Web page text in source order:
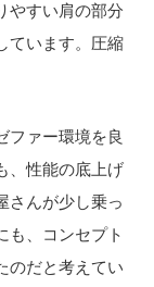
やすい肩の部分
ています。圧縮
ファー環境を良
、性能の底上げ
さんが少し乗っ
も、コンセプト
のだと考えてい